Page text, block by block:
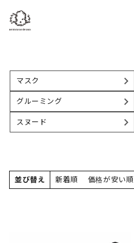
マスク
グルーミング
スヌード
並び替え 新着順 価格が安い順